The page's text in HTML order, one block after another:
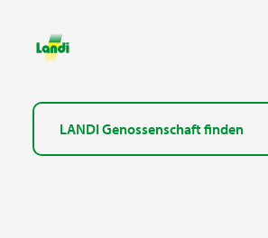
LANDI Genossenschaft finden